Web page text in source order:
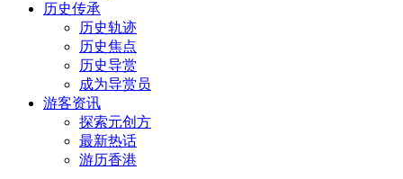
历史传承
历史轨迹
历史焦点
历史导赏
成为导赏员
游客资讯
探索元创方
最新热话
游历香港